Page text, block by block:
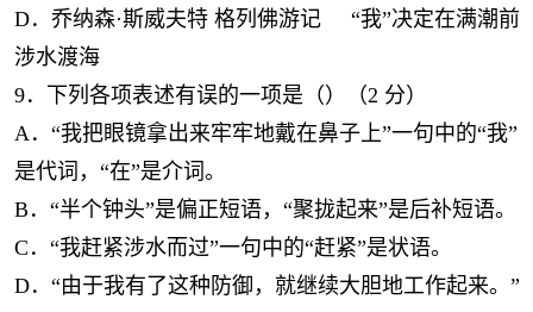
D．乔纳森·斯威夫特 格列佛游记
“我”决定在满潮前
涉水渡海
9．下列各项表述有误的一项是（）（2 分）
A．“我把眼镜拿出来牢牢地戴在鼻子上”一句中的“我”
是代词，“在”是介词。
B．“半个钟头”是偏正短语，“聚拢起来”是后补短语。
C．“我赶紧涉水而过”一句中的“赶紧”是状语。
D．“由于我有了这种防御，就继续大胆地工作起来。”